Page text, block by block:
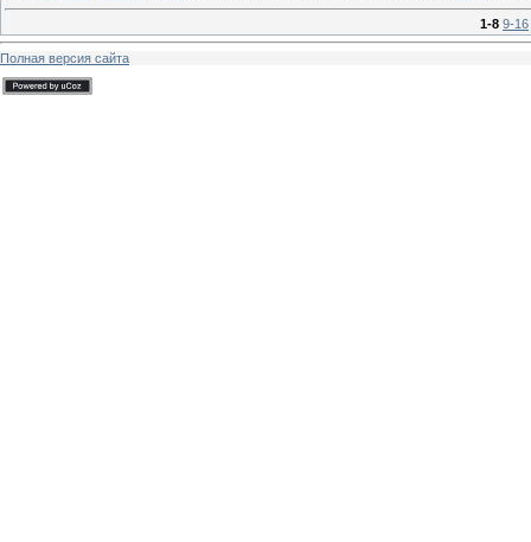
1-8 9-16
Полная версия сайта